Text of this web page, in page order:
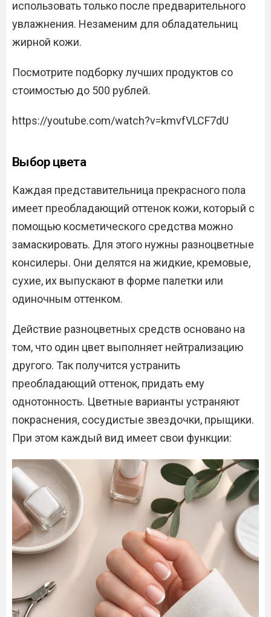
использовать только после предварительного
увлажнения. Незаменим для обладательниц
жирной кожи.
Посмотрите подборку лучших продуктов со
стоимостью до 500 рублей.
https://youtube.com/watch?v=kmvfVLCF7dU
Выбор цвета
Каждая представительница прекрасного пола
имеет преобладающий оттенок кожи, который с
помощью косметического средства можно
замаскировать. Для этого нужны разноцветные
консилеры. Они делятся на жидкие, кремовые,
сухие, их выпускают в форме палетки или
одиночным оттенком.
Действие разноцветных средств основано на
том, что один цвет выполняет нейтрализацию
другого. Так получится устранить
преобладающий оттенок, придать ему
однотонность. Цветные варианты устраняют
покраснения, сосудистые звездочки, прыщики.
При этом каждый вид имеет свои функции: